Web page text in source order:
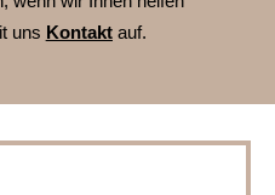
uns Kontaktauf.